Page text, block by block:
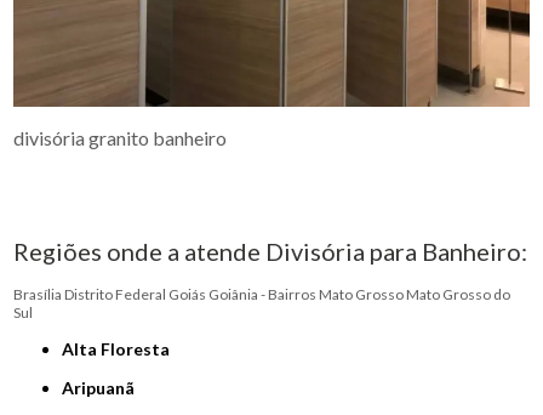
divisória granito banheiro
Regiões onde a atende Divisória para Banheiro:
Brasília Distrito Federal Goiás Goiânia - Bairros Mato Grosso Mato Grosso do
Sul
Alta Floresta
Aripuanã